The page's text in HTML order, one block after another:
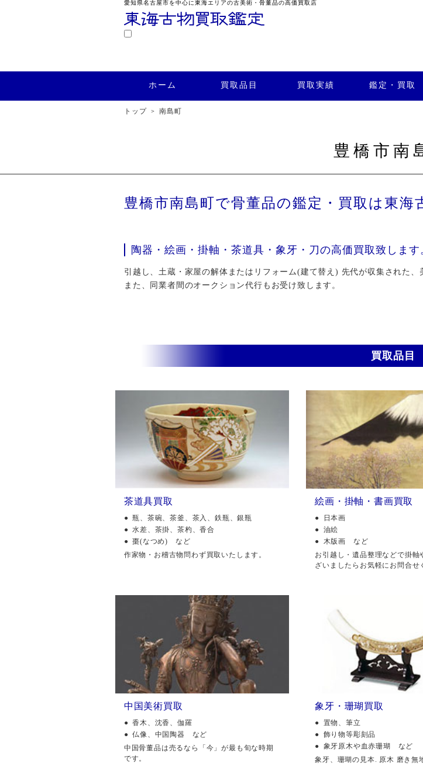
愛知県名古屋市を中心に東海エリアの古美術・骨董品の高価買取店
ホーム 買取品目 買取実績 鑑定・買取
トップ 南島町
豊橋市南
豊橋市南島町で骨董品の鑑定・買取は東海
陶器・絵画・掛軸・茶道具・象牙・刀の高価買取致します
引越し、土蔵・家屋の解体またはリフォーム(建て替え) 先代が収集された
また、同業者間のオークション代行もお受け致します。
買取品目
茶道具買取
瓶、茶碗、茶釜、茶入、鉄瓶、銀瓶
水差、茶掛、茶杓、香合
棗(なつめ) など
作家物・お稽古物問わず買取いたします。
絵画・掛軸・書画買取
日本画
油絵
木版画 など
お引越し・遺品整理などで掛軸
ざいましたらお気軽にお問合せ
中国美術買取
香木、沈香、伽羅
仏像、中国陶器 など
中国骨董品は売るなら「今」が最も旬な時期
です。
象牙・珊瑚買取
置物、筆立
飾り物等彫刻品
象牙原木や血赤珊瑚 など
象牙、珊瑚の見本. 原木 磨き無